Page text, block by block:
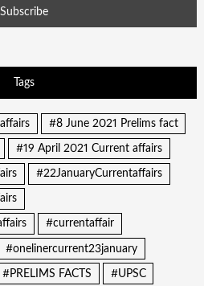
Tags
#8 June 2021 Prelims fact
#19 April 2021 Current affairs
#22JanuaryCurrentaffairs
#currentaffair
#onelinercurrent23january
#PRELIMS FACTS #UPSC